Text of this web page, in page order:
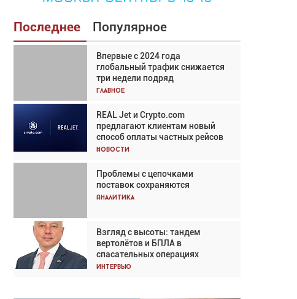
Последнее Популярное
Впервые с 2024 года
глобальный трафик снижается
три недели подряд
Главное
REAL Jet и Crypto.com
предлагают клиентам новый
способ оплаты частных рейсов
Новости
Проблемы с цепочками
поставок сохраняются
Аналитика
Взгляд с высоты: тандем
вертолётов и БПЛА в
спасательных операциях
Интервью
Взгляд с высоты: тандем
вертолётов и БПЛА в
спасательных операциях
Главное
Авиационный фотограф Дэйв
Кох: «Фотография говорит сама
за себя... а ИИ всё портит»
Новости
Впервые с 2024 года
глобальный трафик снижается
три недели подряд
Частный самолёт – это актив.
Подходите к покупке
соответствующим образом
Интервью